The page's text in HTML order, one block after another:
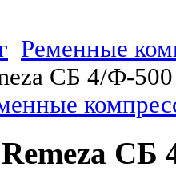
Ременные
СБ 4/Ф-
СБ